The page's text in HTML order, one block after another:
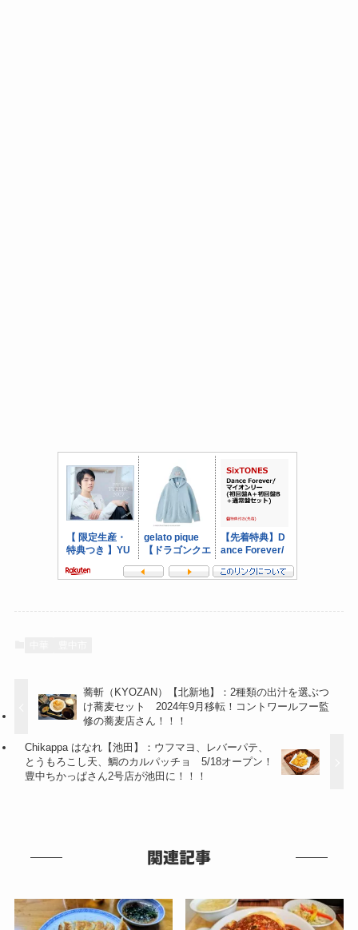
蕎斬（KYOZAN）【北新地】：2種類の出汁を選ぶつ
け蕎麦セット 2024年9月移転！コントワールフー監
修の蕎麦店さん！！！
Chikappa はなれ【池田】：ウフマヨ、レバーパテ、
とうもろこし天、鯛のカルパッチョ 5/18オープン！
豊中ちかっぱさん2号店が池田に！！！
関連記事